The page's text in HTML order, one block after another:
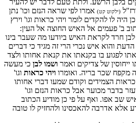
(ילקוט קט) אמרו לפי שראה הנזם וכו' נתן
היה לו להקדים לומר ויהי כראות וגו' וירץ
ב' פעמים אל האיש החוצה אל העין:
לבן חרד לקראת האיש ביודעו מה שעבר בינו
והוא איש נכרי הרי זה מגיד כי דברים
לפגוע בו בקנאתו את קנאת אחותו ולצד
של צדיקים ואמר ושמו לבן כי מעשה
מקפח שכר בריה. ואומרו ויהי כראות וגו'
הצמידים וקודם שמעו דברי אחותו
בדבר מכוער אבל כראות הנזם וגו'
שב אפו. ואף על פי כן מודיע הכתוב
אדרבה להאכסינו ולהחזיק לו טובה